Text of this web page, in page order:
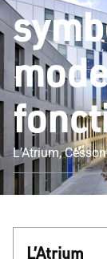
L’Atrium,
L’Atrium